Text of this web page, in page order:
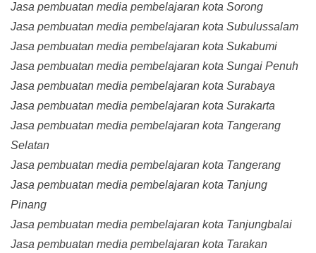
Jasa pembuatan media pembelajaran kota Sorong
Jasa pembuatan media pembelajaran kota Subulussalam
Jasa pembuatan media pembelajaran kota Sukabumi
Jasa pembuatan media pembelajaran kota Sungai Penuh
Jasa pembuatan media pembelajaran kota Surabaya
Jasa pembuatan media pembelajaran kota Surakarta
Jasa pembuatan media pembelajaran kota Tangerang
Selatan
Jasa pembuatan media pembelajaran kota Tangerang
Jasa pembuatan media pembelajaran kota Tanjung
Pinang
Jasa pembuatan media pembelajaran kota Tanjungbalai
Jasa pembuatan media pembelajaran kota Tarakan